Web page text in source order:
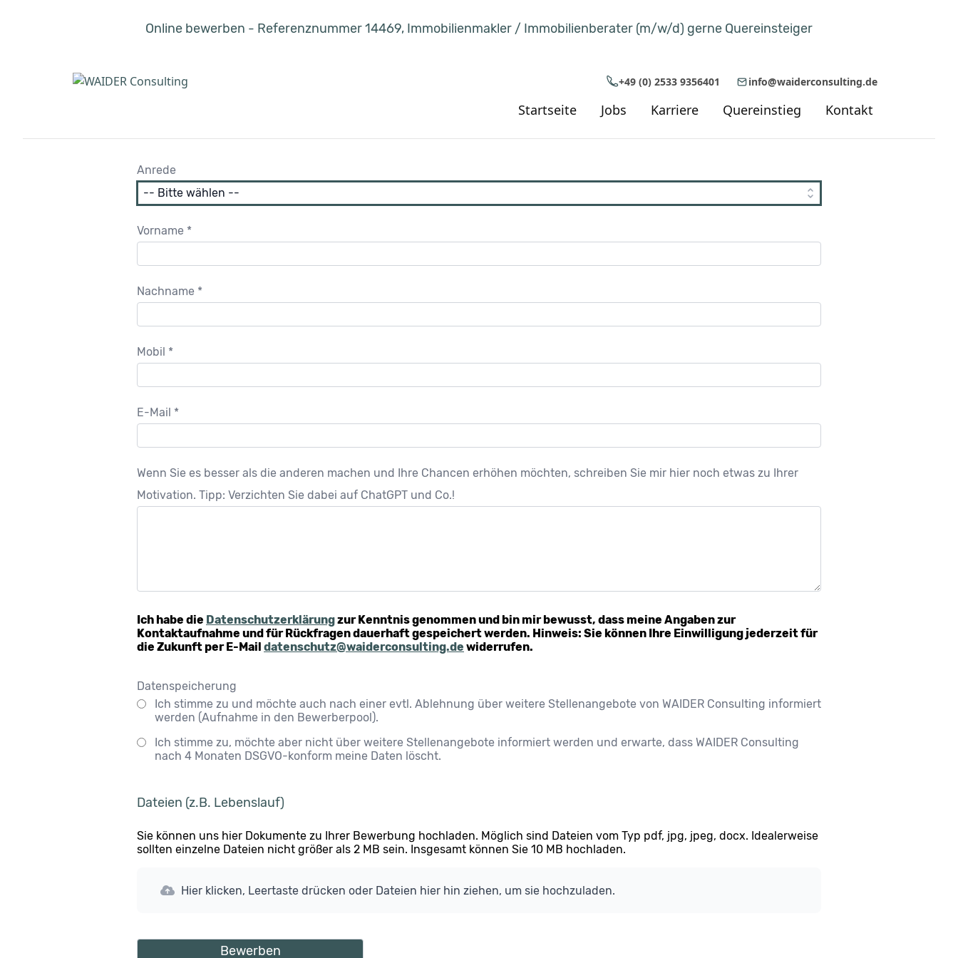
Online bewerben - Referenznummer 14469, Immobilienmakler / Immobilienberater (m/w/d) gerne Quereinsteiger
+49 (0) 2533 9356401 info@waiderconsulting.de
Startseite Jobs Karriere Quereinstieg Kontakt
Anrede
Vorname *
Nachname *
Mobil *
E-Mail *
Wenn Sie es besser als die anderen machen und Ihre Chancen erhöhen möchten, schreiben Sie mir hier noch etwas zu Ihrer
Motivation. Tipp: Verzichten Sie dabei auf ChatGPT und Co.!
Ich habe die Datenschutzerklärungzur Kenntnis genommen und bin mir bewusst, dass meine Angaben zur
Kontaktaufnahme und für Rückfragen dauerhaft gespeichert werden. Hinweis: Sie können Ihre Einwilligung jederzeit für
die Zukunft per E-Mail datenschutz@waiderconsulting.de widerrufen.
Datenspeicherung
Ich stimme zu und möchte auch nach einer evtl. Ablehnung über weitere Stellenangebote von WAIDER Consulting informiert
werden (Aufnahme in den Bewerberpool).
Ich stimme zu, möchte aber nicht über weitere Stellenangebote informiert werden und erwarte, dass WAIDER Consulting
nach 4 Monaten DSGVO-konform meine Daten löscht.
Dateien (z.B. Lebenslauf)
Sie können uns hier Dokumente zu Ihrer Bewerbung hochladen. Möglich sind Dateien vom Typ pdf, jpg, jpeg, docx. Idealerweise
sollten einzelne Dateien nicht größer als 2 MB sein. Insgesamt können Sie 10 MB hochladen.
Hier klicken, Leertaste drücken oder Dateien hier hin ziehen, um sie hochzuladen.